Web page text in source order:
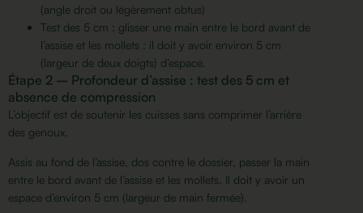
(angle droit ou légèrement obtus)
Test des 5 cm : glisser une main entre le bord avant de
l’assise et les mollets : il doit y avoir environ 5 cm
(largeur de deux doigts) d’espace.
Étape 2 – Profondeur d’assise : test des 5 cm et
absence de compression
L’objectif est de soutenir les cuisses sans comprimer l’arrière
des genoux.
Assis au fond de l’assise, dos contre le dossier, passer la main
entre le bord avant de l’assise et les mollets. Il doit y avoir un
espace d’environ 5 cm (largeur de main fermée).